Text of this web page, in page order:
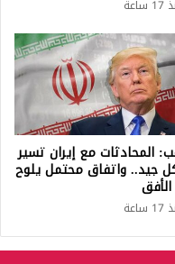
المحادثات مع إيران تسير
جيد.. واتفاق محتمل يلوح